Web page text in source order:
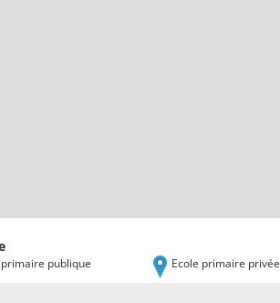
primaire publique Ecole primaire privée